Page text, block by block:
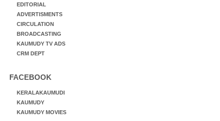
EDITORIAL
ADVERTISMENTS
CIRCULATION
BROADCASTING
KAUMUDY TV ADS
CRM DEPT
FACEBOOK
KERALAKAUMUDI
KAUMUDY
KAUMUDY MOVIES